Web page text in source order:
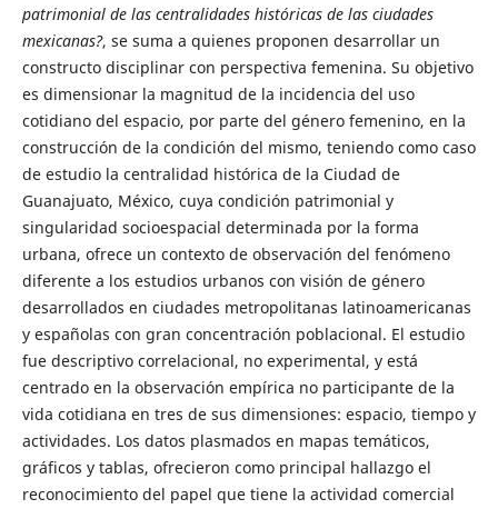
patrimonial de las centralidades históricas de las ciudades
mexicanas?, se suma a quienes proponen desarrollar un
constructo disciplinar con perspectiva femenina. Su objetivo
es dimensionar la magnitud de la incidencia del uso
cotidiano del espacio, por parte del género femenino, en la
construcción de la condición del mismo, teniendo como caso
de estudio la centralidad histórica de la Ciudad de
Guanajuato, México, cuya condición patrimonial y
singularidad socioespacial determinada por la forma
urbana, ofrece un contexto de observación del fenómeno
diferente a los estudios urbanos con visión de género
desarrollados en ciudades metropolitanas latinoamericanas
y españolas con gran concentración poblacional. El estudio
fue descriptivo correlacional, no experimental, y está
centrado en la observación empírica no participante de la
vida cotidiana en tres de sus dimensiones: espacio, tiempo y
actividades. Los datos plasmados en mapas temáticos,
gráficos y tablas, ofrecieron como principal hallazgo el
reconocimiento del papel que tiene la actividad comercial